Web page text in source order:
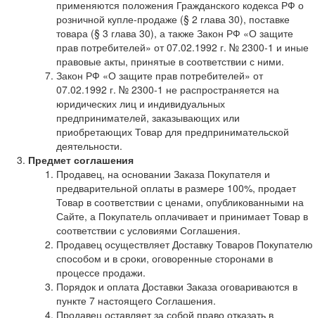
применяются положения Гражданского кодекса РФ о
розничной купле-продаже (§ 2 глава 30), поставке
товара (§ 3 глава 30), а также Закон РФ «О защите
прав потребителей» от 07.02.1992 г. № 2300-1 и иные
правовые акты, принятые в соответствии с ними.
Закон РФ «О защите прав потребителей» от
07.02.1992 г. № 2300-1 не распространяется на
юридических лиц и индивидуальных
предпринимателей, заказывающих или
приобретающих Товар для предпринимательской
деятельности.
Предмет соглашения
Продавец, на основании Заказа Покупателя и
предварительной оплаты в размере 100%, продает
Товар в соответствии с ценами, опубликованными на
Сайте, а Покупатель оплачивает и принимает Товар в
соответствии с условиями Соглашения.
Продавец осуществляет Доставку Товаров Покупателю
способом и в сроки, оговоренные сторонами в
процессе продажи.
Порядок и оплата Доставки Заказа оговариваются в
пункте 7 настоящего Соглашения.
Продавец оставляет за собой право отказать в